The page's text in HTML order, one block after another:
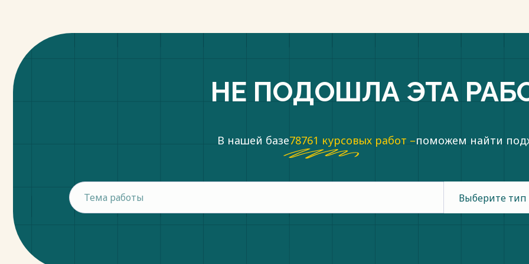
НЕ ПОДОШЛА ЭТА
В нашей базе78761 курсовых работ –поможем найти
Выберите тип